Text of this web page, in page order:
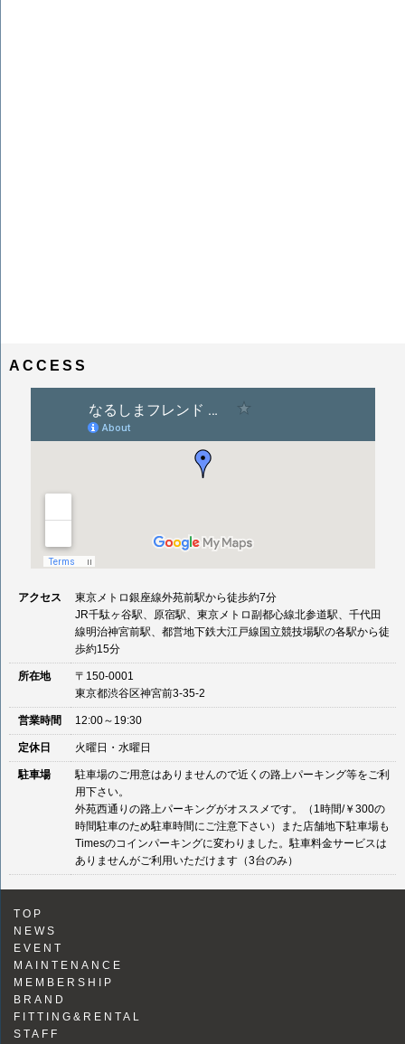
ACCESS
アクセス
東京メトロ銀座線外苑前駅から徒歩約7分
JR千駄ヶ谷駅、原宿駅、東京メトロ副都心線北参道駅、千代田
線明治神宮前駅、都営地下鉄大江戸線国立競技場駅の各駅から徒
歩約15分
所在地
〒150-0001
東京都渋谷区神宮前3-35-2
営業時間 12:00～19:30
定休日 火曜日・水曜日
駐車場
駐車場のご用意はありませんので近くの路上パーキング等をご利
用下さい。
外苑西通りの路上パーキングがオススメです。（1時間/￥300の
時間駐車のため駐車時間にご注意下さい）また店舗地下駐車場も
Timesのコインパーキングに変わりました。駐車料金サービスは
ありませんがご利用いただけます（3台のみ）
TOP
NEWS
EVENT
MAINTENANCE
MEMBERSHIP
BRAND
FITTING&RENTAL
STAFF